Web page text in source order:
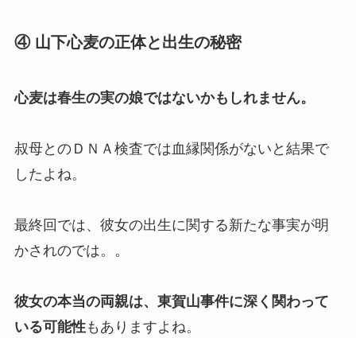
④ 山下心麦の正体と出生の秘密
心麦は春生の実の娘ではないかもしれません。
叔母とのＤＮＡ検査では血縁関係がないと結果で
したよね。
最終回では、彼女の出生に関する新たな事実が明
かされのでは。。
彼女の本当の両親は、東賀山事件に深く関わって
いる可能性もありますよね。